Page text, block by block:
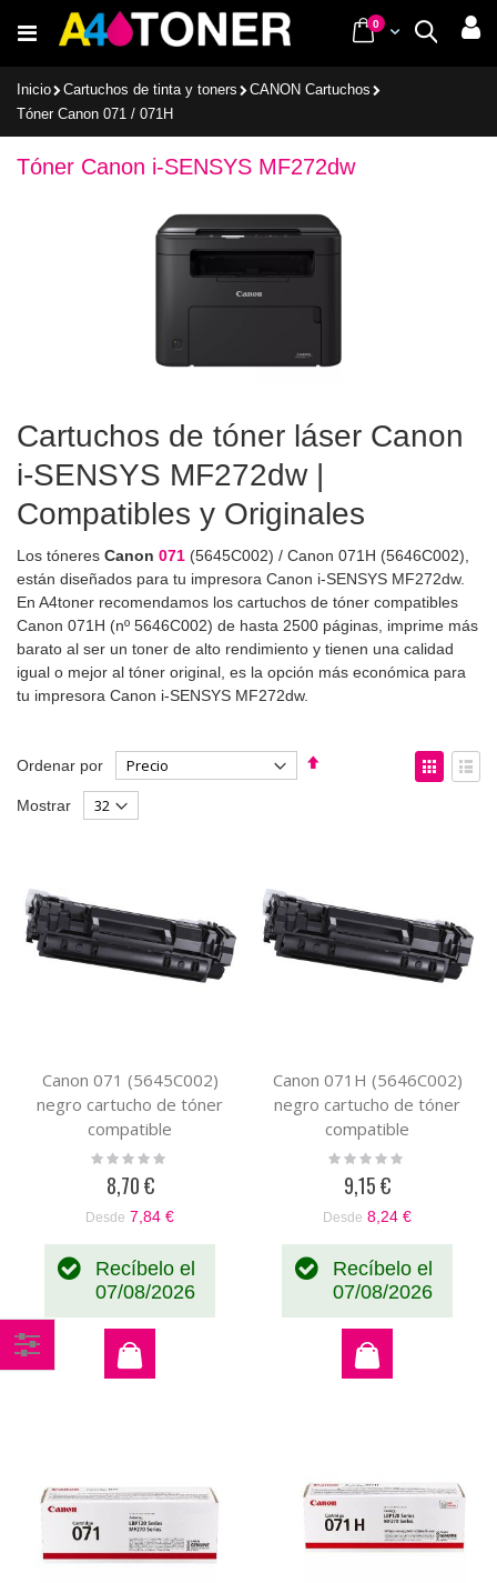
al
Buscar
Cart
0items
Inicio Cartuchos de tinta y toners
CANON Cartuchos
Tóner Canon 071 / 071H
Tóner Canon i-SENSYS MF272dw
Cartuchos de tóner láser Canon
i-SENSYS MF272dw |
Compatibles y Originales
Los tóneres Canon 071 (5645C002) / Canon 071H (5646C002),
están diseñados para tu impresora Canon i-SENSYS MF272dw.
En A4toner recomendamos los cartuchos de tóner compatibles
Canon 071H (nº 5646C002) de hasta 2500 páginas, imprime más
barato al ser un toner de alto rendimiento y tienen una calidad
igual o mejor al tóner original, es la opción más económica para
tu impresora Canon i-SENSYS MF272dw.
Ordenar por
Fijar
Ver
como
Mostrar
Canon 071 (5645C002)
negro cartucho de tóner
compatible
Rating:
8,70 €
Desde 7,84 €
Recíbelo el
07/08/2026
Canon 071H (5646C002)
negro cartucho de tóner
compatible
Rating:
9,15 €
Desde 8,24 €
Recíbelo el
07/08/2026
Comprar